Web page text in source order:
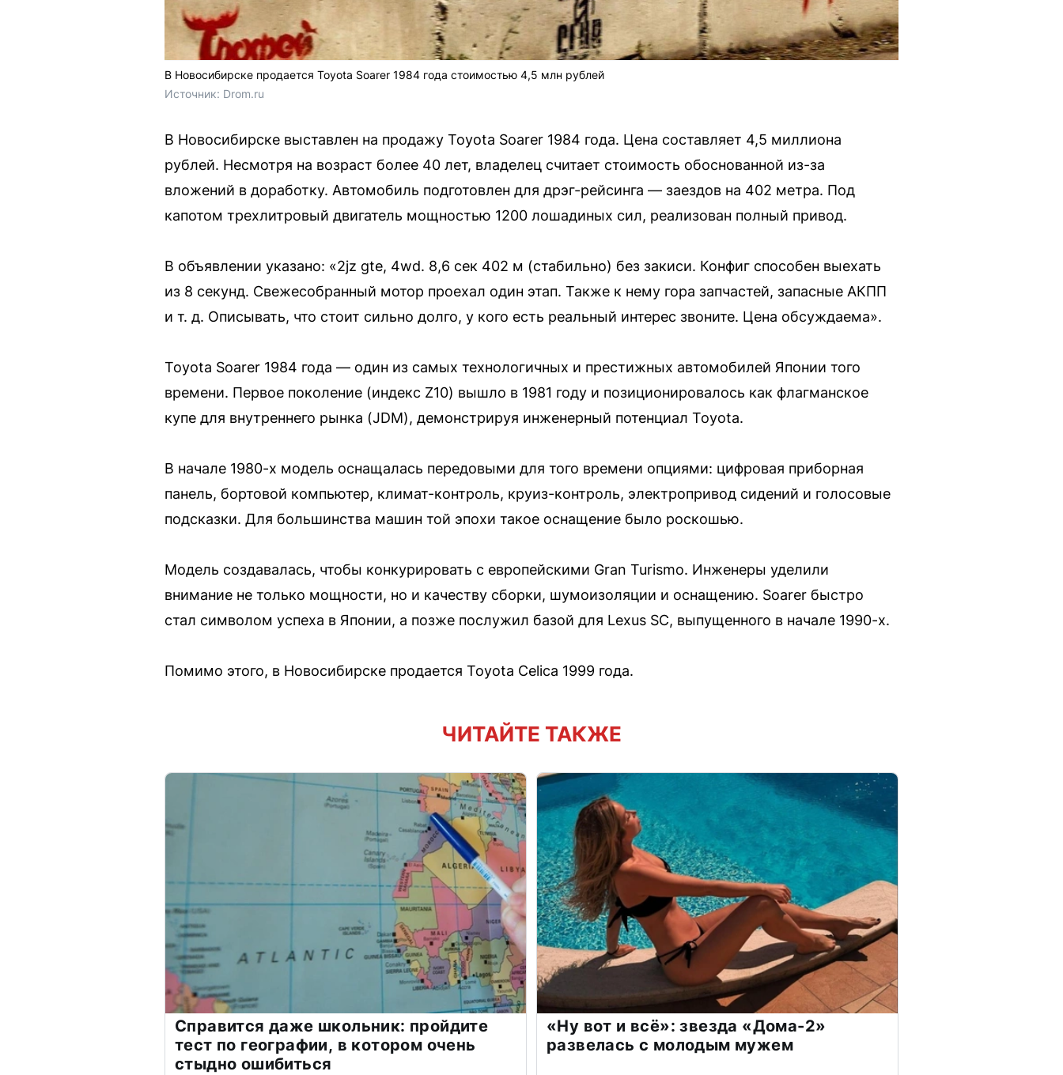
В Новосибирске продается Toyota Soarer 1984 года стоимостью 4,5 млн рублей
Источник: Drom.ru
В Новосибирске выставлен на продажу Toyota Soarer 1984 года. Цена составляет 4,5 миллиона
рублей. Несмотря на возраст более 40 лет, владелец считает стоимость обоснованной из-за
вложений в доработку. Автомобиль подготовлен для дрэг-рейсинга — заездов на 402 метра. Под
капотом трехлитровый двигатель мощностью 1200 лошадиных сил, реализован полный привод.
В объявлении указано: «2jz gte, 4wd. 8,6 сек 402 м (стабильно) без закиси. Конфиг способен выехать
из 8 секунд. Свежесобранный мотор проехал один этап. Также к нему гора запчастей, запасные АКПП
и т. д. Описывать, что стоит сильно долго, у кого есть реальный интерес звоните. Цена обсуждаема».
Toyota Soarer 1984 года — один из самых технологичных и престижных автомобилей Японии того
времени. Первое поколение (индекс Z10) вышло в 1981 году и позиционировалось как флагманское
купе для внутреннего рынка (JDM), демонстрируя инженерный потенциал Toyota.
В начале 1980-х модель оснащалась передовыми для того времени опциями: цифровая приборная
панель, бортовой компьютер, климат-контроль, круиз-контроль, электропривод сидений и голосовые
подсказки. Для большинства машин той эпохи такое оснащение было роскошью.
Модель создавалась, чтобы конкурировать с европейскими Gran Turismo. Инженеры уделили
внимание не только мощности, но и качеству сборки, шумоизоляции и оснащению. Soarer быстро
стал символом успеха в Японии, а позже послужил базой для Lexus SC, выпущенного в начале 1990-х.
Помимо этого, в Новосибирске продается Toyota Celica 1999 года.
ЧИТАЙТЕ ТАКЖЕ
Справится даже школьник: пройдите
тест по географии, в котором очень
стыдно ошибиться
«Ну вот и всё»: звезда «Дома-2»
развелась с молодым мужем